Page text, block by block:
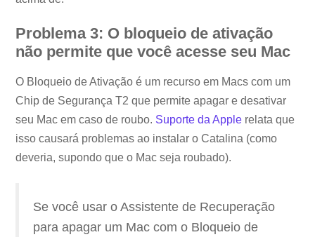
Problema 3: O bloqueio de ativação
não permite que você acesse seu Mac
O Bloqueio de Ativação é um recurso em Macs com um
Chip de Segurança T2 que permite apagar e desativar
seu Mac em caso de roubo. Suporte da Apple relata que
isso causará problemas ao instalar o Catalina (como
deveria, supondo que o Mac seja roubado).
Se você usar o Assistente de Recuperação
para apagar um Mac com o Bloqueio de